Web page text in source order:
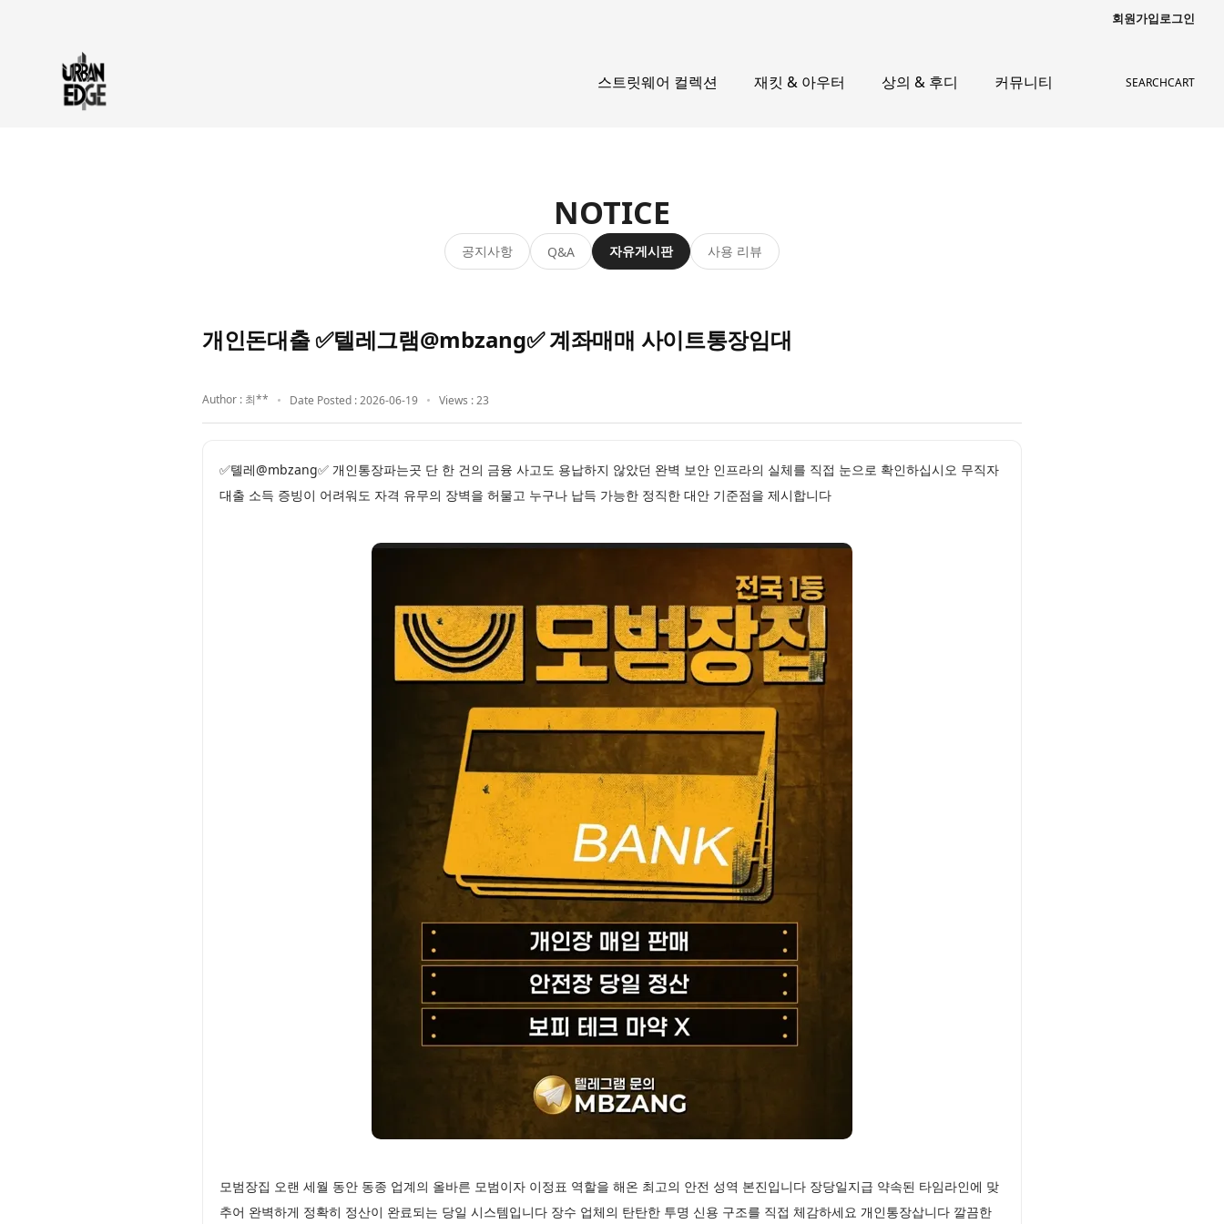
회원가입로그인
스트릿웨어 컬렉션 재킷 & 아우터 상의 & 후디 커뮤니티 SEARCHCART
NOTICE
공지사항 Q&A 자유게시판 사용 리뷰
개인돈대출 ✅텔레그램@mbzang✅ 계좌매매 사이트통장임대
Author : 최** Date Posted : 2026-06-19 Views : 23
✅톌레@mbzang✅ 개인통장파는곳 단 한 건의 금융 사고도 용납하지 않았던 완벽 보안 인프라의 실체를 직접 눈으로 확인하십시오 무직자
대출 소득 증빙이 어려워도 자격 유무의 장벽을 허물고 누구나 납득 가능한 정직한 대안 기준점을 제시합니다
모범장집 오랜 세월 동안 동종 업계의 올바른 모범이자 이정표 역할을 해온 최고의 안전 성역 본진입니다 장당일지급 약속된 타임라인에 맞
추어 완벽하게 정확히 정산이 완료되는 당일 시스템입니다 장수 업체의 탄탄한 투명 신용 구조를 직접 체감하세요 개인통장삽니다 깔끔한